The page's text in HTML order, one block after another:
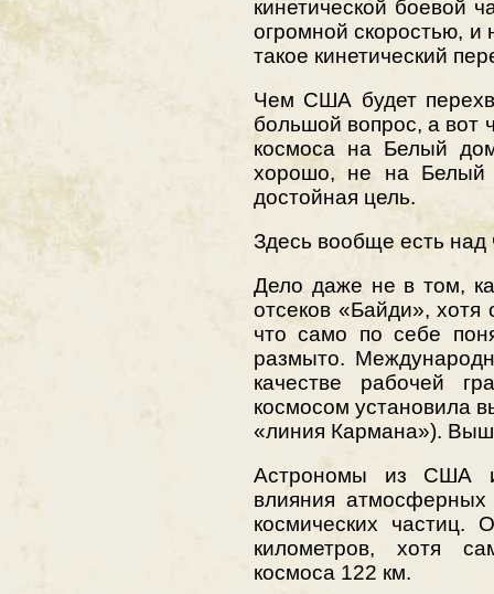
кинетической боевой
огромной скоростью, и
такое кинетический
Чем США будет
большой вопрос, а вот
космоса на Белый
хорошо, не на
достойная цель.
Здесь вообще есть
Дело даже не в том,
отсеков «Байди»,
что само по себе
размыто.
качестве рабочей
космосом установила
«линия Кармана»).
Астрономы из США
влияния атмосферных
космических частиц.
километров, хотя
космоса 122 км.